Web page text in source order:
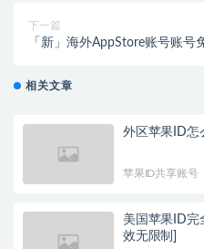
下一篇
「新」海外AppStore账号账号
相关文章
外区苹果ID怎
苹果ID共享账号
美国苹果ID完
效无限制]